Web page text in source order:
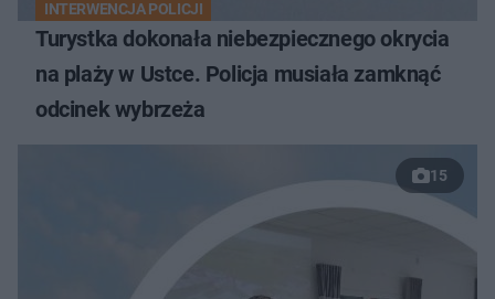
INTERWENCJA POLICJI
Turystka dokonała niebezpiecznego okrycia
na plaży w Ustce. Policja musiała zamknąć
odcinek wybrzeża
15